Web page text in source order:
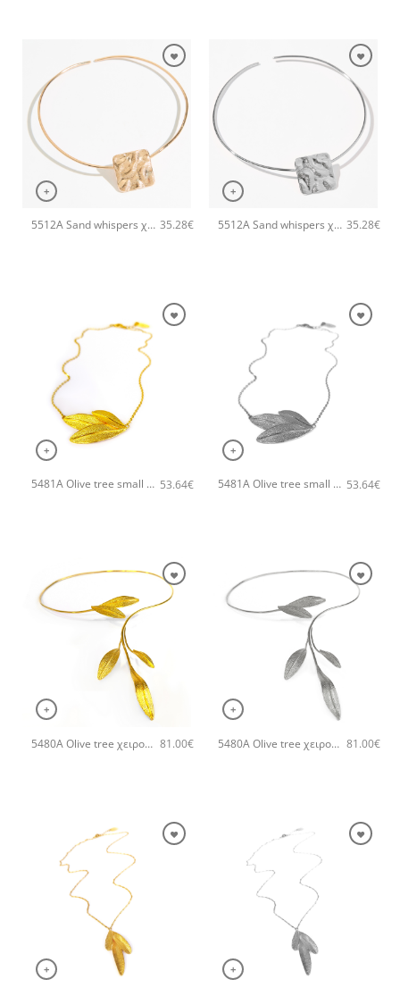
+
5512A Sand whispers χειροποίητο κολιέ Catherine bijoux Ροζ χρυσό 35.28€
+
5512A Sand whispers χειροποίητο κολιέ Catherine bijoux Ασημί 35.28€
+
5481A Olive tree small χειροποίητο κολιέ Catherine bijoux Χρυσό 53.64€
+
5481A Olive tree small χειροποίητο κολιέ Catherine bijoux Ασημί 53.64€
+
5480A Olive tree χειροποίητο κολιέ Catherine bijoux Χρυσό 81.00€
+
5480A Olive tree χειροποίητο κολιέ Catherine bijoux Ασημί 81.00€
+ +